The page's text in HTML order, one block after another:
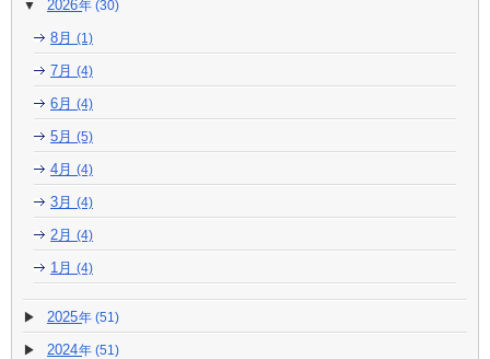
2026 (30)
8月 (1)
7月 (4)
6月 (4)
5月 (5)
4月 (4)
3月 (4)
2月 (4)
1月 (4)
2025 (51)
2024 (51)